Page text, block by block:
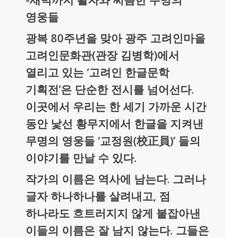
영웅들
광복 80주년을 맞아 광주 고려인마을
고려인문화관(관장 김병학)에서
열리고 있는 ‘고려인 한글문학
기획전’은 단순한 전시를 넘어선다.
이곳에서 우리는 한 세기 가까운 시간
동안 낯선 황무지에서 한글을 지켜낸
무명의 영웅들 ‘교정원(校正員)’ 들의
이야기를 만날 수 있다.
작가의 이름은 역사에 남는다. 그러나
글자 하나하나를 살려내고, 점
하나라도 흐트러지지 않게 붙잡아낸
이들의 이름은 잘 남지 않는다. 그들은